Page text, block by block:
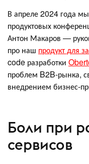
В апреле 2024 года
продуктовых
Антон Макаров —
про наш продукт для
code разработки
проблем B2B-рынка,
внедрением бизнес-
Боли при
сервисов